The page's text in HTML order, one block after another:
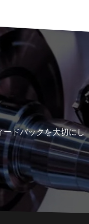
ードバックを大切にし